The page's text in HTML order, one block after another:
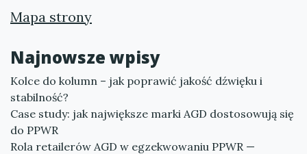
Mapa strony
Najnowsze wpisy
Kolce do kolumn – jak poprawić jakość dźwięku i
stabilność?
Case study: jak największe marki AGD dostosowują się
do PPWR
Rola retailerów AGD w egzekwowaniu PPWR —